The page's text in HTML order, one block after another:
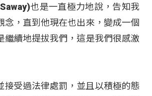
也是一直極力地說，告知我
念，直到他現在也出來，變成一個
繼續地提拔我們，這是我們很感激
接受過法律處罰，並且以積極的態